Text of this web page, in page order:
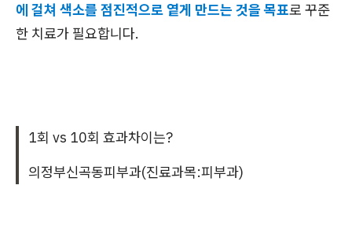
에 걸쳐 색소를 점진적으로 옅게 만드는 것을 목표로 꾸준
한 치료가 필요합니다.
1회 vs 10회 효과차이는?
의정부신곡동피부과(진료과목:피부과)